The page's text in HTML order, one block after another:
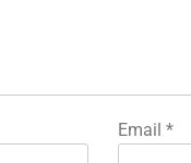
Email *